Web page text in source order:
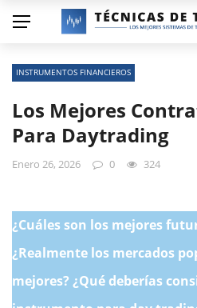
INSTRUMENTOS FINANCIEROS
Los Mejores
Para Daytrading
Enero 26, 2026 0 324
¿Cuáles son los mejores
¿Realmente los mercados
mejores? ¿Qué deberías